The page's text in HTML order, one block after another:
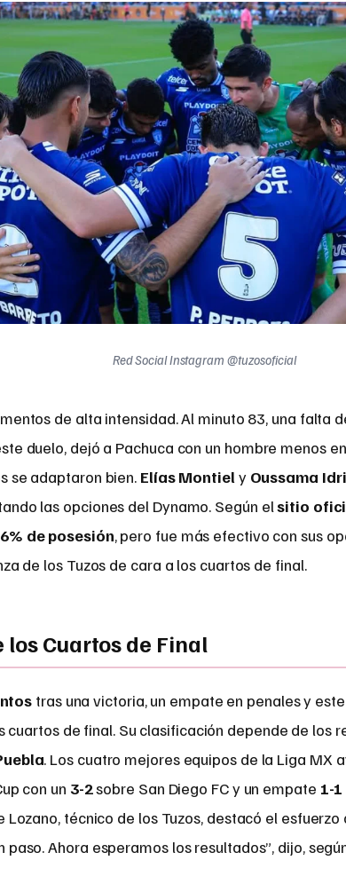
Red Social Instagram @tuzosoficial
de alta intensidad. Al minuto 83, una falta
duelo, dejó a Pachuca con un hombre menos
se adaptaron bien. Elías Montiel y Oussama
las opciones del Dynamo. Según elsitio
de posesión, pero fue más efectivo con sus
de los Tuzos de cara a los cuartos de final.
los Cuartos de Final
tras una victoria, un empate en penales y
cuartos de final. Su clasificación depende de los
. Los cuatro mejores equipos de la Liga MX
con un 3-2sobre San Diego FC y un empate 1-1
Lozano, técnico de los Tuzos, destacó el esfuerzo
paso. Ahora esperamos los resultados”, dijo,